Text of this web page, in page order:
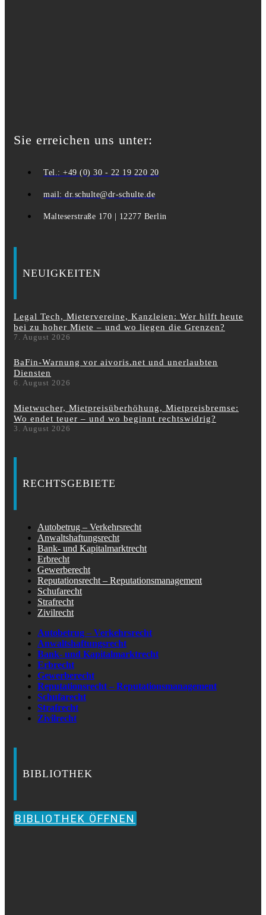
Sie erreichen uns unter:
Tel.: +49 (0) 30 - 22 19 220 20
mail: dr.schulte@dr-schulte.de
Malteserstraße 170 | 12277 Berlin
NEUIGKEITEN
Legal Tech, Mietervereine, Kanzleien: Wer hilft heute
bei zu hoher Miete – und wo liegen die Grenzen?
7. August 2026
BaFin-Warnung vor aivoris.net und unerlaubten
Diensten
6. August 2026
Mietwucher, Mietpreisüberhöhung, Mietpreisbremse:
Wo endet teuer – und wo beginnt rechtswidrig?
3. August 2026
RECHTSGEBIETE
Autobetrug – Verkehrsrecht
Anwaltshaftungsrecht
Bank- und Kapitalmarktrecht
Erbrecht
Gewerberecht
Reputationsrecht – Reputationsmanagement
Schufarecht
Strafrecht
Zivilrecht
Autobetrug – Verkehrsrecht
Anwaltshaftungsrecht
Bank- und Kapitalmarktrecht
Erbrecht
Gewerberecht
Reputationsrecht – Reputationsmanagement
Schufarecht
Strafrecht
Zivilrecht
BIBLIOTHEK
BIBLIOTHEK ÖFFNEN